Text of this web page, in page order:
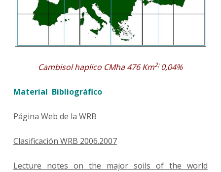
Cambisol haplico CMha 476 Km2;0,04%
Material Bibliográfico
Página Web de la WRB
Clasificación WRB 2006.2007
Lecture notes on the major soils of the world